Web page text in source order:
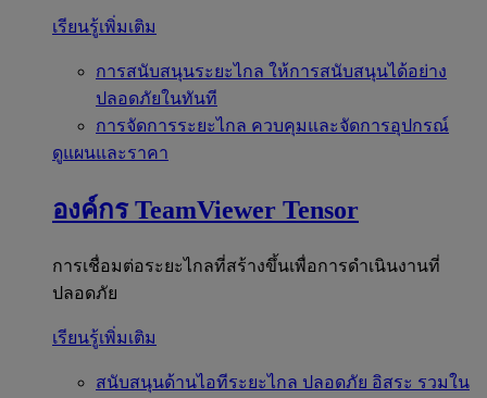
เรียนรู้เพิ่มเติม
การสนับสนุนระยะไกล ให้การสนับสนุนได้อย่าง
ปลอดภัยในทันที
การจัดการระยะไกล ควบคุมและจัดการอุปกรณ์
ดูแผนและราคา
องค์กร TeamViewer Tensor
การเชื่อมต่อระยะไกลที่สร้างขึ้นเพื่อการดำเนินงานที่
ปลอดภัย
เรียนรู้เพิ่มเติม
สนับสนุนด้านไอทีระยะไกล ปลอดภัย อิสระ รวมใน